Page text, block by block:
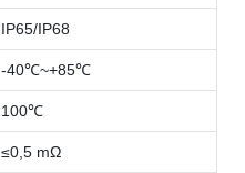
IP65/IP68
-40℃~+85℃
100℃
≤0,5 mΩ